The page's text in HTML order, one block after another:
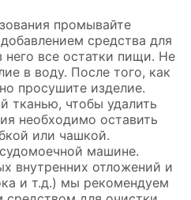
промывайте
средства для
все остатки пищи. Не
в воду. После того, как
просушите изделие.
тканью, чтобы удалить
необходимо оставить
или чашкой.
машине.
внутренних отложений и
и т.д.) мы рекомендуем